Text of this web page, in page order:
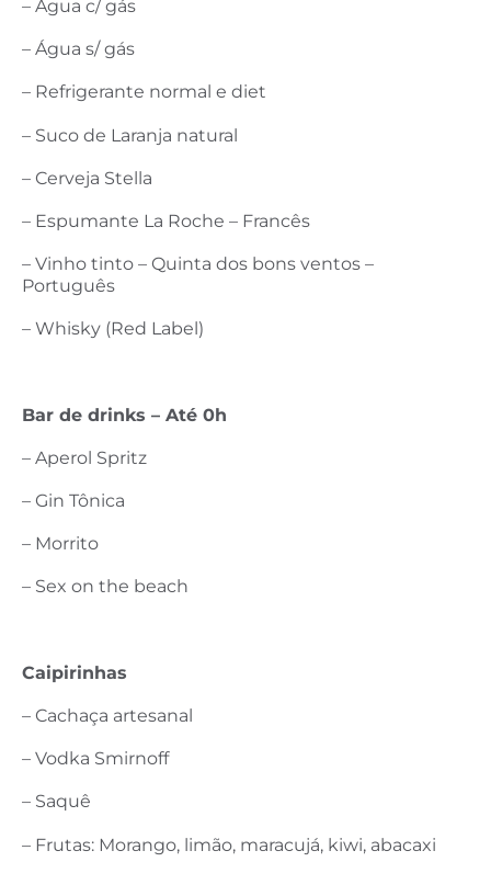
– Água c/ gás
– Água s/ gás
– Refrigerante normal e diet
– Suco de Laranja natural
– Cerveja Stella
– Espumante La Roche – Francês
– Vinho tinto – Quinta dos bons ventos –
Português
– Whisky (Red Label)
Bar de drinks – Até 0h
– Aperol Spritz
– Gin Tônica
– Morrito
– Sex on the beach
Caipirinhas
– Cachaça artesanal
– Vodka Smirnoff
– Saquê
– Frutas: Morango, limão, maracujá, kiwi, abacaxi